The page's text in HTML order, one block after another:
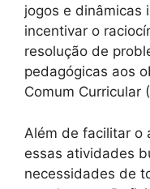
jogos e dinâmicas
incentivar o
resolução de
pedagógicas aos
Comum Curricular
Além de facilitar o
essas atividades
necessidades de